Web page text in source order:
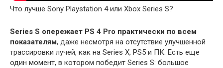
Что лучше Sony Playstation 4 или Xbox Series S?
Series S опережает PS 4 Pro практически по всем
показателям, даже несмотря на отсутствие улучшенной
трассировки лучей, как на Series X, PS5 и ПК. Есть еще
один момент, в котором победит Series S: большое